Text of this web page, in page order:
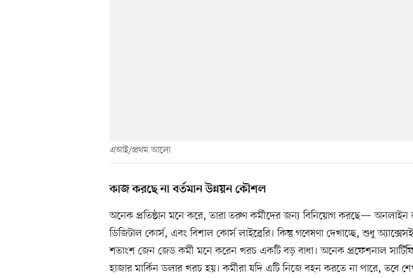
এআই/প্রথম আলো
কাজ করছে না বর্তমান উন্নয়ন কৌশল
অনেক প্রতিষ্ঠান মনে করে, তারা তরুণ কর্মীদের জন্য বিনিয়োগ করছে— অনলাইন
ডিজিটাল কোর্স, এবং বিশাল কোর্স লাইব্রেরি। কিন্তু গবেষণা দেখাচ্ছে, শুধু
শতাংশ জেন জেড কর্মী মনে করেন খরচ একটি বড় বাধা। অনেক প্রফেশনাল
হাজার মার্কিন ডলার খরচ হয়। কর্মীরা যদি এটি নিজে বহন করতে না পারে, তবে